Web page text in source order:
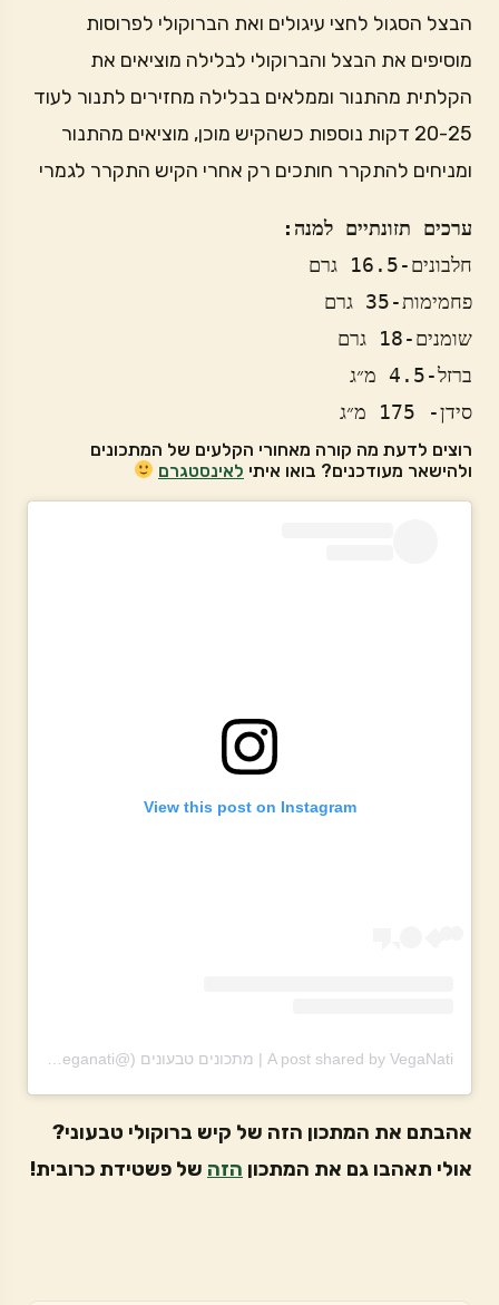
הבצל הסגול לחצי עיגולים ואת הברוקולי לפרוסות
מוסיפים את הבצל והברוקולי לבלילה מוציאים את
הקלתית מהתנור וממלאים בבלילה מחזירים לתנור לעוד
20-25 דקות נוספות כשהקיש מוכן, מוציאים מהתנור
ומניחים להתקרר חותכים רק אחרי הקיש התקרר לגמרי
ערכים תזונתיים למנה:
סידן- 175 מ״ג
רוצים לדעת מה קורה מאחורי הקלעים של המתכונים
ולהישאר מעודכנים? בואו איתי לאינסטגרם
View this post on Instagram
אהבתם את המתכון הזה של קיש ברוקולי טבעוני?
אולי תאהבו גם את המתכון הזה של פשטידת כרובית!